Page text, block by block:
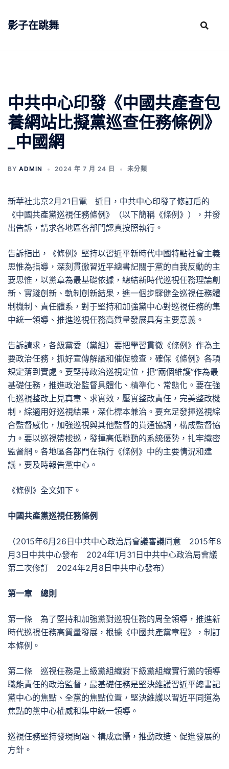
影子在跳舞
中共中心印發《中國共產查包
養網站比擬黨巡查任務條例》
_中國網
BY ADMIN 2024 年 7 月 24 日 未分類
新華社北京2月21日電 近日，中共中心印發了修訂后的
《中國共產黨巡視任務條例》（以下簡稱《條例》），并發
出告訴，請求各地區各部門認真按照執行。
告訴指出，《條例》堅持以習近平新時代中國特點社會主義
思惟為指導，深刻貫徹習近平總書記關于黨的自我反動的主
要思惟，以黨章為最基礎依據，總結新時代巡視任務理論創
新、實踐創新、軌制創新結果，進一個步驟健全巡視任務體
制機制、責任體系，對于堅持和加強黨中心對巡視任務的集
中統一領導、推進巡視任務高質量發展具有主要意義。
告訴請求，各級黨委（黨組）要把學習貫徹《條例》作為主
要政治任務，抓好宣傳解讀和催促檢查，確保《條例》各項
規定落到實處。要堅持政治巡視定位，把“兩個維護”作為最
基礎任務，推進政治監督具體化、精準化、常態化。要在強
化巡視整改上見真章、求實效，壓實整改責任，完美整改機
制，綜適用好巡視結果，深化標本兼治。要充足發揮巡視綜
合監督感化，加強巡視與其他監督的貫通協調，構成監督協
力。要以巡視帶梭巡，發揮高低聯動的系統優勢，扎牢織密
監督網。各地區各部門在執行《條例》中的主要情況和建
議，要及時報告黨中心。
《條例》全文如下。
中國共產黨巡視任務條例
（2015年6月26日中共中心政治局會議審議同意 2015年8
月3日中共中心發布 2024年1月31日中共中心政治局會議
第二次修訂 2024年2月8日中共中心發布）
第一章 總則
第一條 為了堅持和加強黨對巡視任務的周全領導，推進新
時代巡視任務高質量發展，根據《中國共產黨章程》，制訂
本條例。
第二條 巡視任務是上級黨組織對下級黨組織實行黨的領導
職能責任的政治監督，最基礎任務是堅決維護習近平總書記
黨中心的焦點、全黨的焦點位置，堅決維護以習近平同道為
焦點的黨中心權威和集中統一領導。
巡視任務堅持發現問題、構成震懾，推動改造、促進發展的
方針。